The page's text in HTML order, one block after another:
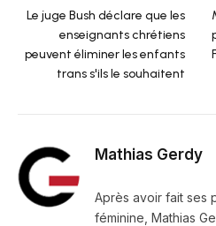
Le juge Bush déclare que les
enseignants chrétiens
peuvent éliminer les enfants
trans s'ils le souhaitent
Mathias Gerdy
Après avoir fait ses
féminine, Mathias